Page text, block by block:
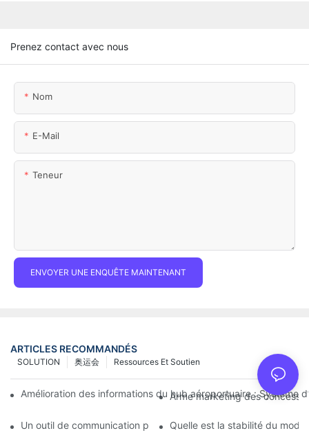
Prenez contact avec nous
Nom
E-Mail
Teneur
ENVOYER UNE ENQUÊTE MAINTENANT
ARTICLES RECOMMANDÉS
Ressources Et Soutien
奥运会
SOLUTION
Amélioration des informations du hub aéroportuaire : Système
Arme marketing des
Un outil de communication puissant pour les organisations de
Quelle est la stabilité du